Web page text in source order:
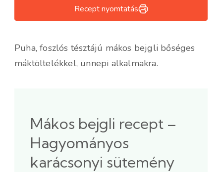
Recept nyomtatás
Puha, foszlós tésztájú mákos bejgli bőséges
máktöltelékkel, ünnepi alkalmakra.
Mákos bejgli recept –
Hagyományos
karácsonyi sütemény